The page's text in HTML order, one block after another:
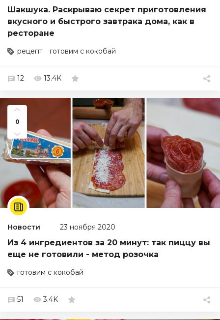
Шакшука. Раскрываю секрет приготовления
вкусного и быстрого завтрака дома, как в
ресторане
рецепт готовим с кокобай
12 13.4K
0
Новости 23 ноября 2020
Из 4 ингредиентов за 20 минут: так пиццу вы
еще не готовили - метод розочка
готовим с кокобай
51 3.4K